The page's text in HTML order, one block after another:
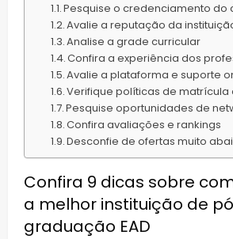
Pesquise o credenciamento do
Avalie a reputação da
Analise a grade curricular
Confira a experiência dos
Avalie a plataforma e suporte
Verifique políticas de matrícula
Pesquise oportunidades de
Confira avaliações e rankings
Desconfie de ofertas muito
Confira 9 dicas sobre
a melhor instituição de
graduação EAD